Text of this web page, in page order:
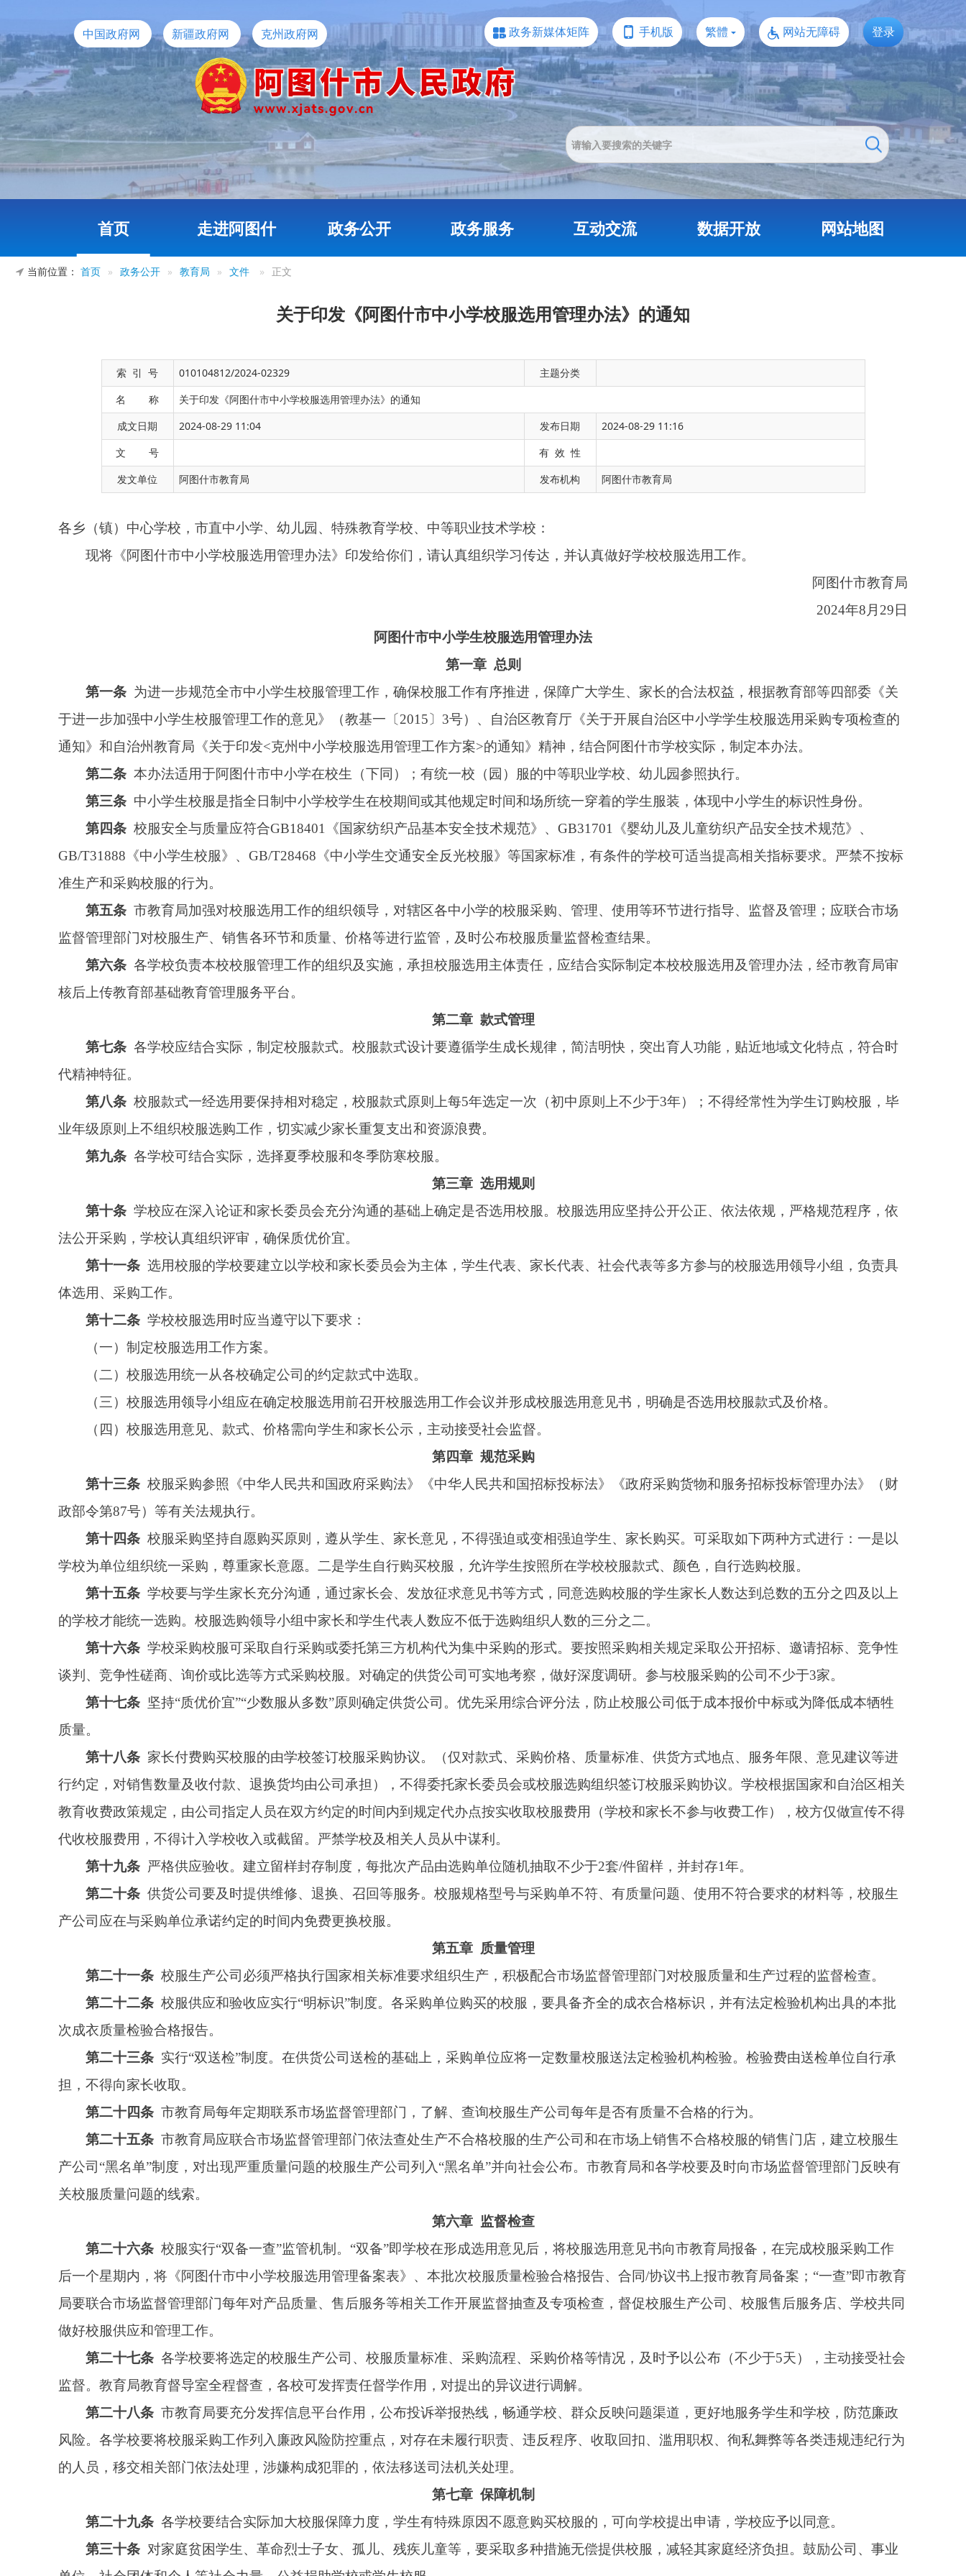
中国政府网 新疆政府网 克州政府网 政务新媒体矩阵 手机版 繁體 网站无障碍 登录
首页 走进阿图什 政务公开 政务服务 互动交流 数据开放 网站地图
当前位置： 首页 » 政务公开 » 教育局 » 文件 » 正文
关于印发《阿图什市中小学校服选用管理办法》的通知
索 引 号 010104812/2024-02329
主题分类
名 称
关于印发《阿图什市中小学校服选用管理办法》的通知
成文日期
2024-08-29 11:04 发布日期
2024-08-29 11:16
文 号
有 效 性
发文单位
阿图什市教育局 发布机构 阿图什市教育局
各乡（镇）中心学校，市直中小学、幼儿园、特殊教育学校、中等职业技术学校：
现将《阿图什市中小学校服选用管理办法》印发给你们，请认真组织学习传达，并认真做好学校校服选用工作。
阿图什市中小学生校服选用管理办法
第一章 总则
本办法适用于阿图什市中小学在校生（下同）；有统一校（园）服的中等职业学校、幼儿园参照执行。
中小学生校服是指全日制中小学校学生在校期间或其他规定时间和场所统一穿着的学生服装，体现中小学生的标识性身份。
第四条校服安全与质量应符合GB18401《国家纺织产品基本安全技术规范》、GB31701《婴幼儿及儿童纺织产品安全技术规范》、
GB/T31888《中小学生校服》、GB/T28468《中小学生交通安全反光校服》等国家标准，有条件的学校可适当提高相关指标要求。严禁不按标
准生产和采购校服的行为。
监督管理部门对校服生产、销售各环节和质量、价格等进行监管，及时公布校服质量监督检查结果。
第六条各学校负责本校校服管理工作的组织及实施，承担校服选用主体责任，应结合实际制定本校校服选用及管理办法，经市教育局审
核后上传教育部基础教育管理服务平台。
第二章 款式管理
第八条校服款式一经选用要保持相对稳定，校服款式原则上每5年选定一次（初中原则上不少于3年）；不得经常性为学生订购校服，毕
业年级原则上不组织校服选购工作，切实减少家长重复支出和资源浪费。
第九条各学校可结合实际，选择夏季校服和冬季防寒校服。
学校应在深入论证和家长委员会充分沟通的基础上确定是否选用校服。校服选用应坚持公开公正、依法依规，严格规范程序，依
第十一条选用校服的学校要建立以学校和家长委员会为主体，学生代表、家长代表、社会代表等多方参与的校服选用领导小组，负责具
体选用、采购工作。
第十二条学校校服选用时应当遵守以下要求：
（一）制定校服选用工作方案。
（二）校服选用统一从各校确定公司的约定款式中选取。
（四）校服选用意见、款式、价格需向学生和家长公示，主动接受社会监督。
第四章 规范采购
第十三条校服采购参照《中华人民共和国政府采购法》《中华人民共和国招标投标法》《政府采购货物和服务招标投标管理办法》（财
政部令第87号）等有关法规执行。
第十五条学校要与学生家长充分沟通，通过家长会、发放征求意见书等方式，同意选购校服的学生家长人数达到总数的五分之四及以上
的学校才能统一选购。校服选购领导小组中家长和学生代表人数应不低于选购组织人数的三分之二。
第十六条
学校采购校服可采取自行采购或委托第三方机构代为集中采购的形式。要按照采购相关规定采取公开招标、邀请招标、竞争性
谈判、竞争性磋商、询价或比选等方式采购校服。对确定的供货公司可实地考察，做好深度调研。参与校服采购的公司不少于3家。
家长付费购买校服的由学校签订校服采购协议。（仅对款式、采购价格、质量标准、供货方式地点、服务年限、意见建议等进
行约定，对销售数量及收付款、退换货均由公司承担），不得委托家长委员会或校服选购组织签订校服采购协议。学校根据国家和自治区相关
教育收费政策规定，由公司指定人员在双方约定的时间内到规定代办点按实收取校服费用（学校和家长不参与收费工作），校方仅做宣传不得
代收校服费用，不得计入学校收入或截留。严禁学校及相关人员从中谋利。
产公司应在与采购单位承诺约定的时间内免费更换校服。
第五章 质量管理
第二十一条校服生产公司必须严格执行国家相关标准要求组织生产，积极配合市场监督管理部门对校服质量和生产过程的监督检查。
第二十二条校服供应和验收应实行“明标识”制度。各采购单位购买的校服，要具备齐全的成衣合格标识，并有法定检验机构出具的本批
次成衣质量检验合格报告。
担，不得向家长收取。
第二十四条市教育局每年定期联系市场监督管理部门，了解、查询校服生产公司每年是否有质量不合格的行为。
第二十五条市教育局应联合市场监督管理部门依法查处生产不合格校服的生产公司和在市场上销售不合格校服的销售门店，建立校服生
产公司“黑名单”制度，对出现严重质量问题的校服生产公司列入“黑名单”并向社会公布。市教育局和各学校要及时向市场监督管理部门反映有
第二十六条校服实行“双备一查”监管机制。“双备”即学校在形成选用意见后，将校服选用意见书向市教育局报备，在完成校服采购工作
后一个星期内，将《阿图什市中小学校服选用管理备案表》、本批次校服质量检验合格报告、合同/协议书上报市教育局备案；“一查”即市教育
局要联合市场监督管理部门每年对产品质量、售后服务等相关工作开展监督抽查及专项检查，督促校服生产公司、校服售后服务店、学校共同
第二十七条
第二十八条市教育局要充分发挥信息平台作用，公布投诉举报热线，畅通学校、群众反映问题渠道，更好地服务学生和学校，防范廉政
风险。各学校要将校服采购工作列入廉政风险防控重点，对存在未履行职责、违反程序、收取回扣、滥用职权、徇私舞弊等各类违规违纪行为
的人员，移交相关部门依法处理，涉嫌构成犯罪的，依法移送司法机关处理。
第二十九条
各学校要结合实际加大校服保障力度，学生有特殊原因不愿意购买校服的，可向学校提出申请，学校应予以同意。
单位、社会团体和个人等社会力量，公益捐助学校或学生校服。
第八章 附则
第三十一条选用和采购校服各环节相应文件材料，学校应全部存档备查。
附件：阿图什市中小学生校服选用管理备案表